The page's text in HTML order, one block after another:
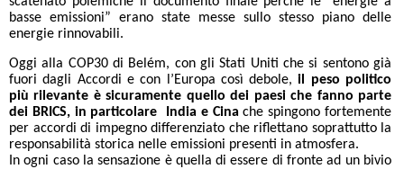
basse emissioni” erano state messe sullo stesso piano delle
energie rinnovabili.
Oggi alla COP30 di Belém, con gli Stati Uniti che si sentono già
fuori dagli Accordi e con l’Europa così debole,il peso politico
più rilevante è sicuramente quello dei paesi che fanno parte
dei BRICS, in particolare India e Cinache spingono fortemente
per accordi di impegno differenziato che riflettano soprattutto la
responsabilità storica nelle emissioni presenti in atmosfera.
In ogni caso la sensazione è quella di essere di fronte ad un bivio